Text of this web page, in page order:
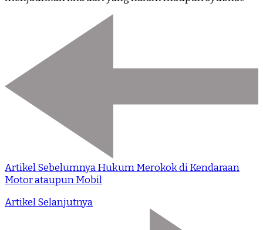
Artikel SebelumnyaHukum Merokok di Kendaraan
Motor ataupun Mobil
Artikel Selanjutnya